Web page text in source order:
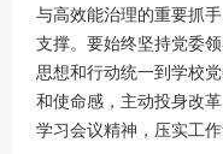
与高效能治理的重要抓
支撑。要始终坚持党委
思想和行动统一到学校
和使命感，主动投身改
学习会议精神，压实工